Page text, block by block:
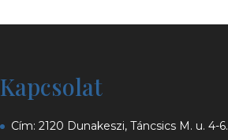
Kapcsolat
Cím: 2120 Dunakeszi, Táncsics M. u. 4-6.